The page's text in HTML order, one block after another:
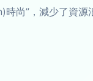
時尚”，減少了資